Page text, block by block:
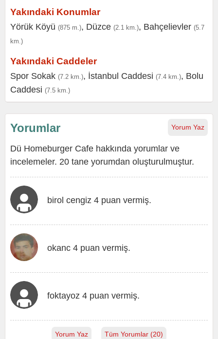
Yakındaki Konumlar
Yörük Köyü (875 m.), Düzce (2.1 km.), Bahçelievler (5.7
km.)
Yakındaki Caddeler
Spor Sokak (7.2 km.), İstanbul Caddesi (7.4 km.), Bolu
Caddesi (7.5 km.)
Yorum Yaz
Yorumlar
Dü Homeburger Cafe hakkında yorumlar ve
incelemeler. 20 tane yorumdan oluşturulmuştur.
birol cengiz 4 puan vermiş.
okanc 4 puan vermiş.
foktayoz 4 puan vermiş.
Yorum Yaz Tüm Yorumlar (20)